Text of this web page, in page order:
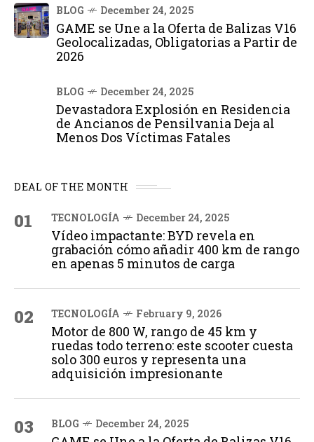
BLOG December 24, 2025
GAME se Une a la Oferta de Balizas V16
Geolocalizadas, Obligatorias a Partir de
2026
BLOG December 24, 2025
Devastadora Explosión en Residencia
de Ancianos de Pensilvania Deja al
Menos Dos Víctimas Fatales
DEAL OF THE MONTH
01 TECNOLOGÍA December 24, 2025
Vídeo impactante: BYD revela en
grabación cómo añadir 400 km de rango
en apenas 5 minutos de carga
02 TECNOLOGÍA February 9, 2026
Motor de 800 W, rango de 45 km y
ruedas todo terreno: este scooter cuesta
solo 300 euros y representa una
adquisición impresionante
03 BLOG December 24, 2025